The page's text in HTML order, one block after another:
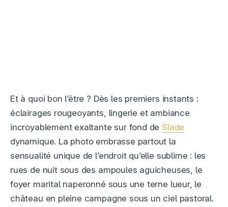
Et à quoi bon l’être ? Dès les premiers instants :
éclairages rougeoyants, lingerie et ambiance
incroyablement exaltante sur fond de Slade
dynamique. La photo embrasse partout la
sensualité unique de l’endroit qu’elle sublime : les
rues de nuit sous des ampoules aguicheuses, le
foyer marital naperonné sous une terne lueur, le
château en pleine campagne sous un ciel pastoral.